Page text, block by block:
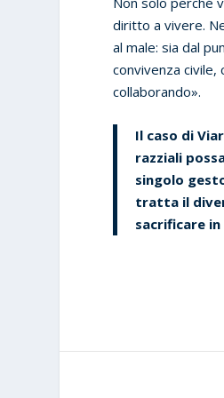
diritto a vivere.
al male: sia dal
convivenza civile,
collaborando».
Il caso di
razziali
singolo
tratta il
sacrificare in